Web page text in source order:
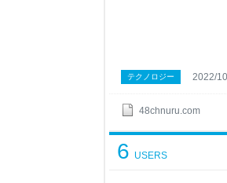
48chnuru.com
テクノロジー 2022/
6 USERS